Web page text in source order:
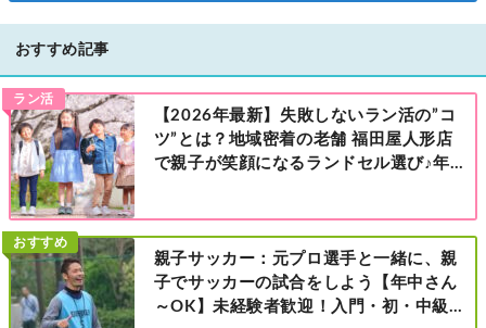
おすすめ記事
ラン活
【2026年最新】失敗しないラン活の”コ
ツ”とは？地域密着の老舗 福田屋人形店
で親子が笑顔になるランドセル選び♪年
店・町田店・マルイファミリー溝口店］
おすすめ
親子サッカー：元プロ選手と一緒に、親
子でサッカーの試合をしよう【年中さん
～OK】未経験者歓迎！入門・初・中級の